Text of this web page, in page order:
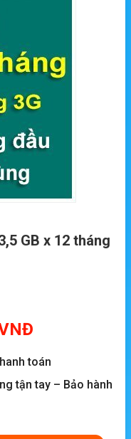
GB x 12 tháng
toán
tận tay – Bảo hành